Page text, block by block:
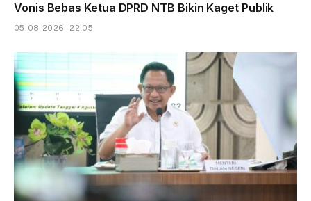
Vonis Bebas Ketua DPRD NTB Bikin Kaget Publik
05-08-2026 - 22.05